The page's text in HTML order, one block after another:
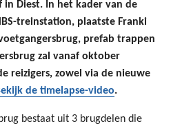
Diest. In het kader van de
treinstation, plaatste Franki
prefab trappen
zal vanaf oktober
reizigers, zowel via de nieuwe
de timelapse-video.
bestaat uit 3 brugdelen die